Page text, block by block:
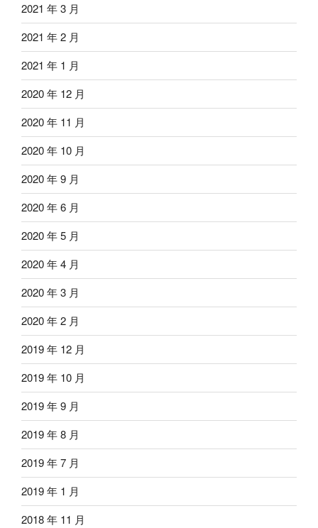
2021 年 3 月
2021 年 2 月
2021 年 1 月
2020 年 12 月
2020 年 11 月
2020 年 10 月
2020 年 9 月
2020 年 6 月
2020 年 5 月
2020 年 4 月
2020 年 3 月
2020 年 2 月
2019 年 12 月
2019 年 10 月
2019 年 9 月
2019 年 8 月
2019 年 7 月
2019 年 1 月
2018 年 11 月